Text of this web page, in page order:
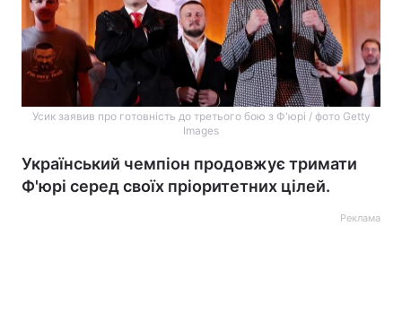
Усик заявив про готовність до третього бою з Ф'юрі / фото Getty
Images
Український чемпіон продовжує тримати
Ф'юрі серед своїх пріоритетних цілей.
Реклама